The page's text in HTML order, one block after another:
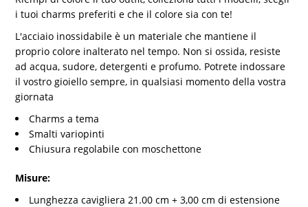
i tuoi charms preferiti e che il colore sia con te!
L'acciaio inossidabile è un materiale che mantiene il
proprio colore inalterato nel tempo. Non si ossida, resiste
ad acqua, sudore, detergenti e profumo. Potrete indossare
il vostro gioiello sempre, in qualsiasi momento della vostra
giornata
Charms a tema
Smalti variopinti
Chiusura regolabile con moschettone
Misure:
Lunghezza cavigliera 21.00 cm + 3,00 cm di estensione